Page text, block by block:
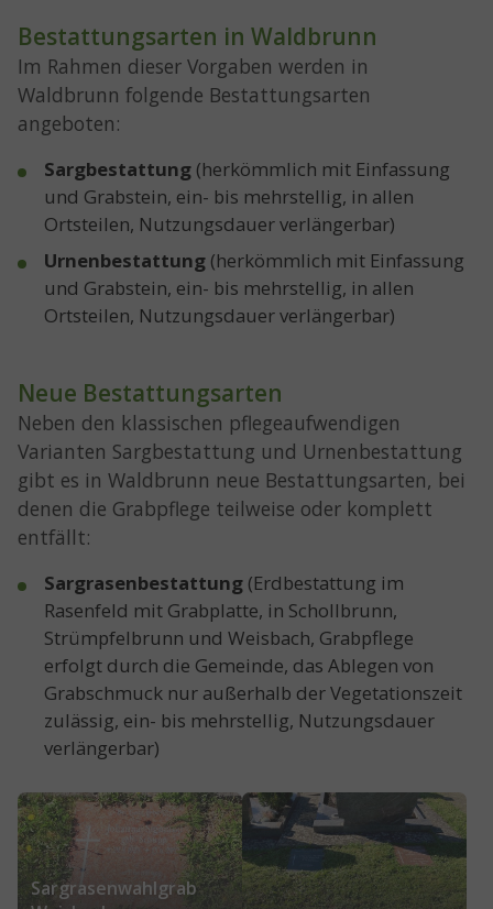
Bestattungsarten in Waldbrunn
Im Rahmen dieser Vorgaben werden in
Waldbrunn folgende Bestattungsarten
angeboten:
Sargbestattung (herkömmlich mit Einfassung
und Grabstein, ein- bis mehrstellig, in allen
Ortsteilen, Nutzungsdauer verlängerbar)
Urnenbestattung (herkömmlich mit Einfassung
und Grabstein, ein- bis mehrstellig, in allen
Ortsteilen, Nutzungsdauer verlängerbar)
Neue Bestattungsarten
Neben den klassischen pflegeaufwendigen
Varianten Sargbestattung und Urnenbestattung
gibt es in Waldbrunn neue Bestattungsarten, bei
denen die Grabpflege teilweise oder komplett
entfällt:
Sargrasenbestattung (Erdbestattung im
Rasenfeld mit Grabplatte, in Schollbrunn,
Strümpfelbrunn und Weisbach, Grabpflege
erfolgt durch die Gemeinde, das Ablegen von
Grabschmuck nur außerhalb der Vegetationszeit
zulässig, ein- bis mehrstellig, Nutzungsdauer
verlängerbar)
Show larger version for:
Sargrasenwahlgrab
Show larger version for: